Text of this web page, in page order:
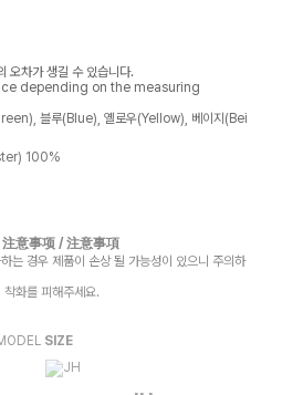
오차가 생길 수 있습니다.
depending on the measuring
블루(Blue), 옐로우(Yellow), 베이지(Bei
100%
意事项 / 注意事項
는 경우 제품이 손상 될 가능성이 있으니 주의하
화를 피해주세요.
SIZE